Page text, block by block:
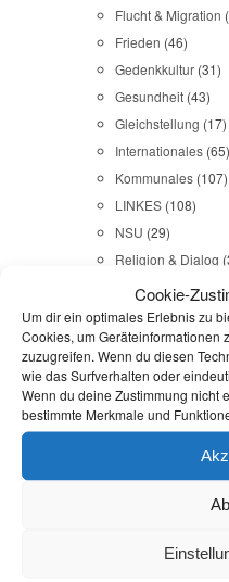
Cookie-
Um dir ein optimales Erlebnis zu
Cookies, um Geräteinformationen
zuzugreifen. Wenn du diesen
wie das Surfverhalten oder
Wenn du deine Zustimmung nicht
bestimmte Merkmale und
Flucht & Migration
Frieden (46)
Gedenkkultur (31)
Gesundheit (43)
Gleichstellung (17)
Internationales (65)
Kommunales (107)
LINKES (108)
NSU (29)
Religion & Dialog
Sicherheit(98)
Durchsuchen:Startseite
Flucht &
Ich
dem